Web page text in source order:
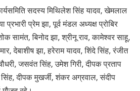
सदस्य मिथिलेश सिंह यादव, खेमलाल
प्रभारी प्रेम झा, पूर्व मंडल अध्यक्ष प्रोबिर
सामंत, बिनोद झा, श्रीनू राव, कामेश्वर साहू,
देबाशीष झा, हरेराम यादव, शिंदे सिंह, रंजीत
जसवंत सिंह, उमेश गिरी, दीपक प्रताप
दीपक मुखर्जी, शंकर अग्रवाल, संदीप